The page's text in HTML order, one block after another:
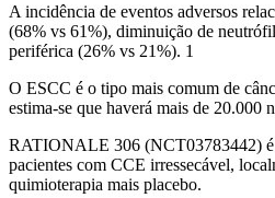
A incidência de eventos adversos
(68% vs 61%), diminuição de
periférica (26% vs 21%). 1
O ESCC é o tipo mais comum de
estima-se que haverá mais de 20.000
RATIONALE 306 (NCT03783442) é
pacientes com CCE irressecável,
quimioterapia mais placebo.